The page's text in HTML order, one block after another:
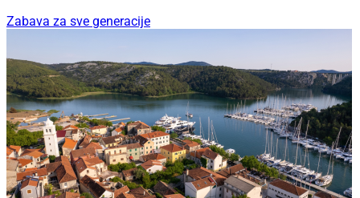
Zabava za sve generacije